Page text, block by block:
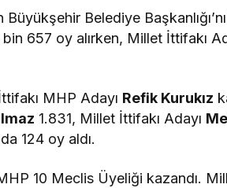
Belediye
bin 657 oy alırken, Millet İttifakı
MHP Adayı Refik Kurukız
1.831, Millet İttifakı Adayı
da 124 oy aldı.
10 Meclis Üyeliği kazandı.